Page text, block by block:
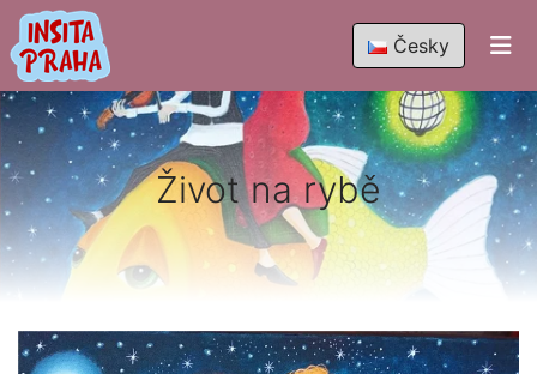
Česky
Život na rybě